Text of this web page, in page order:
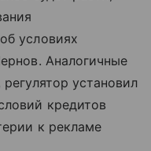
условиях
Аналогичные
установил
кредитов
к рекламе